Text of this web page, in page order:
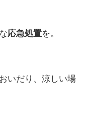
応急処置を。
いだり、涼しい場